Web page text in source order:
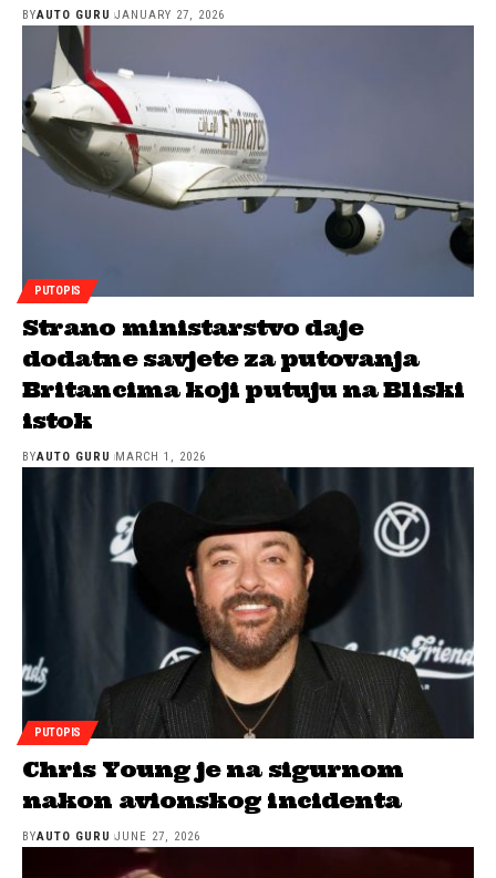
BYAUTO GURU JANUARY 27, 2026
PUTOPIS
Strano ministarstvo daje
dodatne savjete za putovanja
Britancima koji putuju na Bliski
istok
BYAUTO GURU MARCH 1, 2026
PUTOPIS
Chris Young je na sigurnom
nakon avionskog incidenta
BYAUTO GURU JUNE 27, 2026